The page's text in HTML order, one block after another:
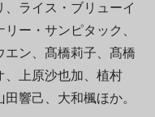
ライス・ブリューイ
ー・サンピタック、
ン、髙橋莉子、髙橋
上原沙也加、植村
響己、大和楓ほか。